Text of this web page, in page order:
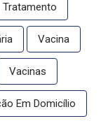
Tratamento
Vacina
Vacinas
Em Domicílio